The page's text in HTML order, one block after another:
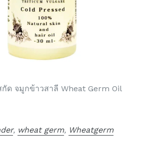
ด จมูกข้าวสาลี Wheat Germ Oil
, wheat germ, Wheatgerm